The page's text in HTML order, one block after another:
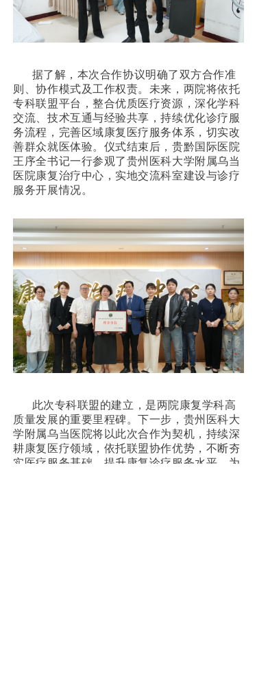
据了解，本次合作协议明确了双方合作准
则、协作模式及工作权责。未来，两院将依托
专科联盟平台，整合优质医疗资源，深化学科
交流、技术互通与经验共享，持续优化诊疗服
务流程，完善区域康复医疗服务体系，切实改
善群众就医体验。仪式结束后，贵黔国际医院
王序全书记一行参观了贵州医科大学附属乌当
医院康复治疗中心，实地交流科室建设与诊疗
服务开展情况。
此次专科联盟的建立，是两院康复学科高
质量发展的重要里程碑。下一步，贵州医科大
学附属乌当医院将以此次合作为契机，持续深
耕康复医疗领域，依托联盟协作优势，不断夯
实医疗服务基础，提升康复诊疗服务水平，为